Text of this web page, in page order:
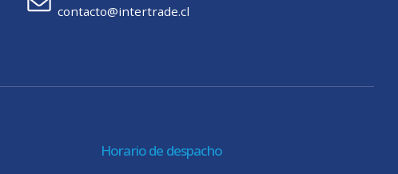
contacto@intertrade.cl
Horario de despacho